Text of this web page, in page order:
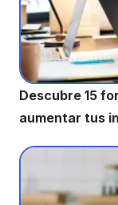
Descubre 15
aumentar tus